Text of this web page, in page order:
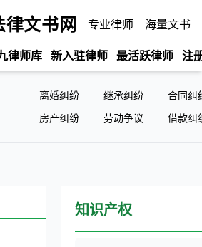
律文书网 专业律师
海量文书
律师库 新入驻律师 最活跃律师 注
离婚纠纷 继承纠纷
合同纠
房产纠纷
劳动争议 借款纠
知识产权